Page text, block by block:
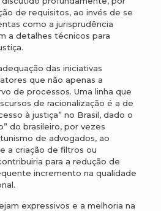
de requisitos, ao invés de se
como a jurisprudência
a detalhes técnicos para
das iniciativas
que não apenas a
de processos. Uma linha que
de racionalização é a de
à justiça” no Brasil, dado o
do brasileiro, por vezes
de advogados, ao
a criação de filtros ou
para a redução de
incremento na qualidade
expressivos e a melhoria na